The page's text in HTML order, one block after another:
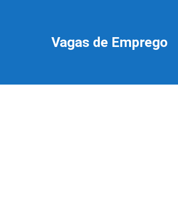
Vagas de Emprego